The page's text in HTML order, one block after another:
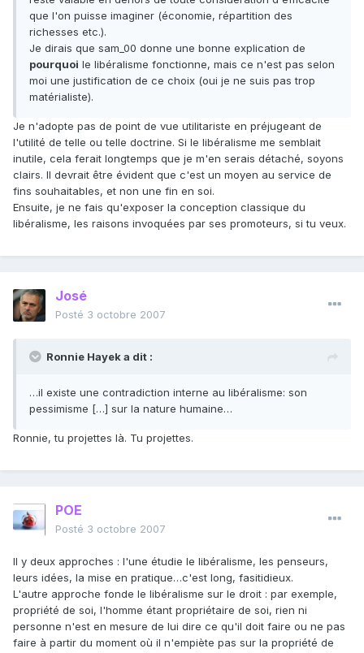
que l'on puisse imaginer (économie, répartition des
richesses etc.).
Je dirais que sam_00 donne une bonne explication de
pourquoi le libéralisme fonctionne, mais ce n'est pas selon
moi une justification de ce choix (oui je ne suis pas trop
matérialiste).
Je n'adopte pas de point de vue utilitariste en préjugeant de
l'utilité de telle ou telle doctrine. Si le libéralisme me semblait
inutile, cela ferait longtemps que je m'en serais détaché, soyons
clairs. Il devrait être évident que c'est un moyen au service de
fins souhaitables, et non une fin en soi.
Ensuite, je ne fais qu'exposer la conception classique du
libéralisme, les raisons invoquées par ses promoteurs, si tu veux.
José
Posté 3 octobre 2007
Ronnie Hayek a dit :
…il existe une contradiction interne au libéralisme: son
pessimisme […] sur la nature humaine…
Ronnie, tu projettes là. Tu projettes.
POE
Posté 3 octobre 2007
Il y deux approches : l'une étudie le libéralisme, les penseurs,
leurs idées, la mise en pratique…c'est long, fasitidieux.
L'autre approche fonde le libéralisme sur le droit : par exemple,
propriété de soi, l'homme étant propriétaire de soi, rien ni
personne n'est en mesure de lui dire ce qu'il doit faire ou ne pas
faire à partir du moment où il n'empiète pas sur la propriété de